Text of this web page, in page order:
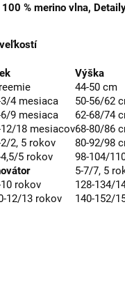
% merino vlna,
Výška
44-50 cm
4 mesiaca
50-56/62
9 mesiaca
62-68/74
12/18 mesiacov68-80/86
2/2, 5 rokov
80-92/98
5 rokov
98-104/
5-7/7, 5
10 rokov
128-134/
12/13 rokov 140-152/